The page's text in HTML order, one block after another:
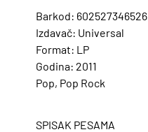
Barkod: 602527346526
Izdavač: Universal
Format: LP
Godina: 2011
Pop, Pop Rock
SPISAK PESAMA